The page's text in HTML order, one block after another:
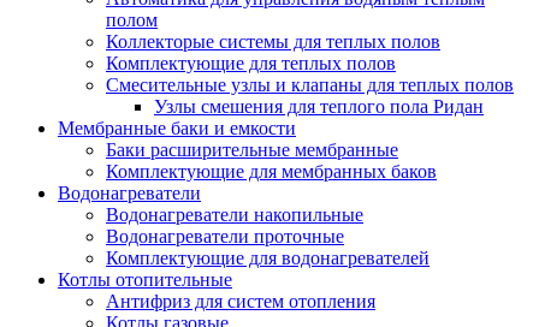
полом
Коллекторые системы для теплых полов
Комплектующие для теплых полов
Смесительные узлы и клапаны для теплых полов
Узлы смешения для теплого пола Ридан
Мембранные баки и емкости
Баки расширительные мембранные
Комплектующие для мембранных баков
Водонагреватели
Водонагреватели накопильные
Водонагреватели проточные
Комплектующие для водонагревателей
Котлы отопительные
Антифриз для систем отопления
Котлы газовые